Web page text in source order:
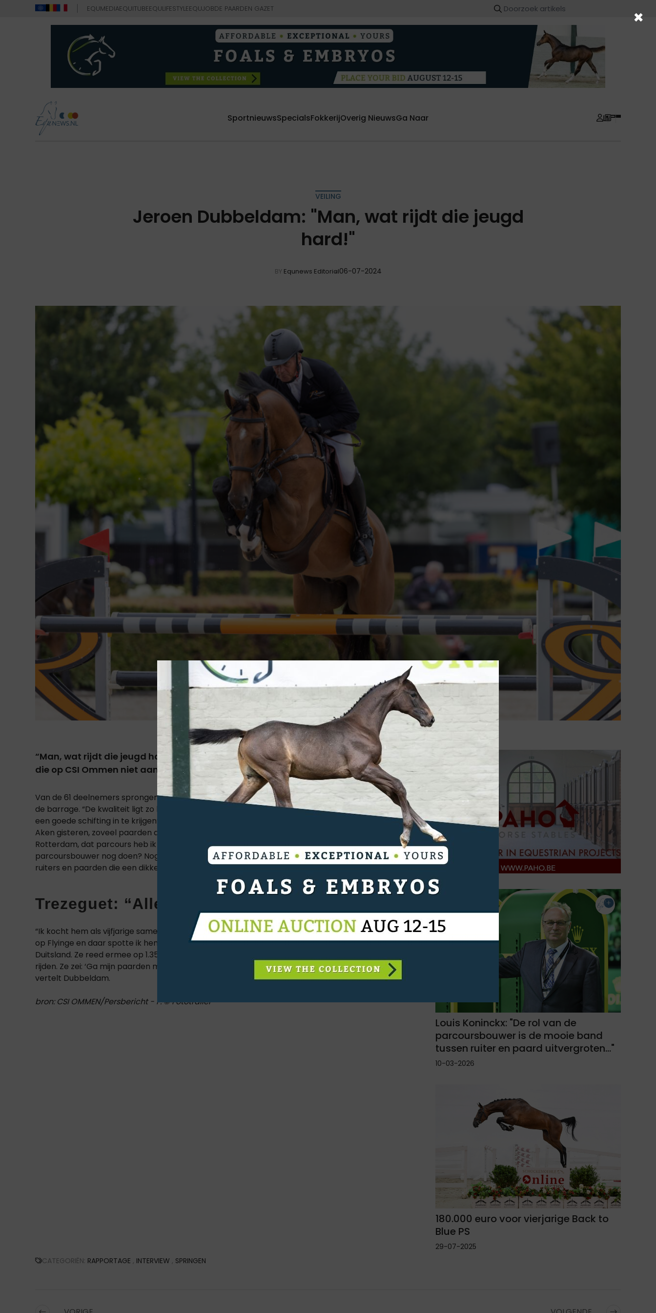
EQUMEDIAEQUITUBEEQULIFESTYLEEQUJOBDE PAARDEN GAZET
SportnieuwsSpecialsFokkerijOverig NieuwsGa Naar
VEILING
Jeroen Dubbeldam: "Man, wat rijdt die jeugd
hard!"
BY Equnews Editorial06-07-2024
“Man, wat rijdt die jeugd hard. Ze maken het me lastig”, lacht Jeroen Dubbeldam,
die op CSI Ommen niet aan de tijd wist te komen van Bas Moerings.
Van de 61 deelnemers sprongen er 24 foutloos in dit 1.50m springen en kwamen er 20 terug voor
de barrage. “De kwaliteit ligt zo hoog tegenwoordig. Het is moeilijk voor de parcoursbouwer om er
een goede schifting in te krijgen”, vertelt Jeroen Dubbeldam. “Kijk maar naar de landenwedstrijd in
Aken gisteren, zoveel paarden die er foutloos erover springen. Of de landenwedstrijd van
Rotterdam, dat parcours heb ik nog gelopen. Echt een dikke proef. Wat moet een
parcoursbouwer nog doen? Nog hoger bouwen is ook geen optie. Er zijn tegenwoordig heel veel
ruiters en paarden die een dikke proef kunnen springen. Dat zie je hier in Ommen ook.”
Trezeguet: “Alles wat ik van hem vraag"
“Ik kocht hem als vijfjarige samen met Annelies in Zweden. Ik was daar een paar jaar jury/testruiter
op Flyinge en daar spotte ik hem. Als zesjarige verkochten we hem aan onze klant Luisa Bahrs uit
Duitsland. Ze reed ermee op 1.35m niveau, maar zit nu bij haar vader in de zaak en is gestopt met
rijden. Ze zei: ‘Ga mijn paarden maar rijden en kijk maar wat erin zit en of je wil verkopen of niet’”,
vertelt Dubbeldam.
bron: CSI OMMEN/Persbericht - F. © Fototrailer
Louis Koninckx: "De rol van de
parcoursbouwer is de mooie band
tussen ruiter en paard uitvergroten..."
10-03-2026
180.000 euro voor vierjarige Back to
Blue PS
29-07-2025
CATEGORIËN: RAPPORTAGE , INTERVIEW , SPRINGEN
×